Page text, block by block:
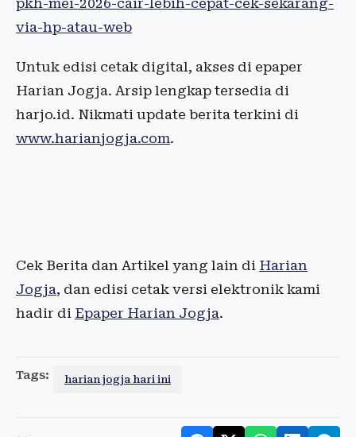
pkh-mei-2026-cair-lebih-cepat-cek-sekarang-
via-hp-atau-web
Untuk edisi cetak digital, akses di epaper
Harian Jogja. Arsip lengkap tersedia di
harjo.id. Nikmati update berita terkini di
www.harianjogja.com.
Cek Berita dan Artikel yang lain di Harian
Jogja, dan edisi cetak versi elektronik kami
hadir di Epaper Harian Jogja.
Tags: harian jogja hari ini